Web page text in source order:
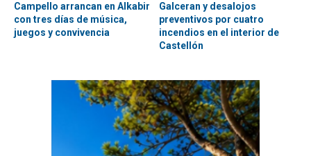
Campello arrancan en Alkabir
con tres días de música,
juegos y convivencia
Galceran y desalojos
preventivos por cuatro
incendios en el interior de
Castellón